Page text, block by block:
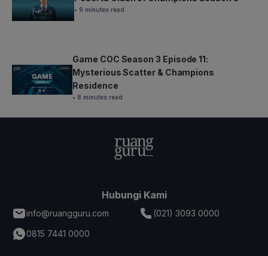
• 9 minutes read
Game COC Season 3 Episode 11:
Mysterious Scatter & Champions
Residence
• 8 minutes read
Hubungi Kami
info@ruangguru.com
(021) 3093 0000
0815 7441 0000